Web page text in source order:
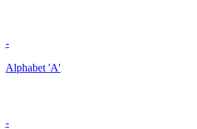
-
Alphabet 'A'
-